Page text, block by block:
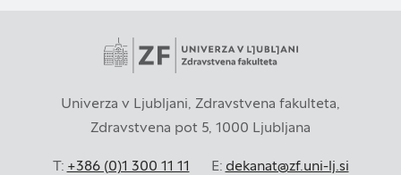
Univerza v Ljubljani, Zdravstvena fakulteta,
Zdravstvena pot 5, 1000 Ljubljana
T: +386 (0)1 300 11 11 E: dekanat@zf.uni-lj.si